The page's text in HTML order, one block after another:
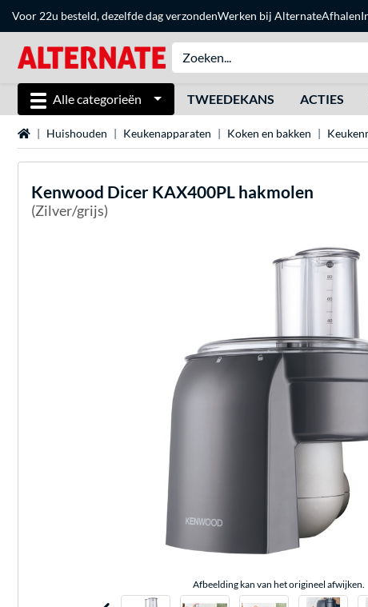
Voor 22u besteld, dezelfde dag verzondenWerken bij AlternateAfhalen
Alle categorieën TWEEDEKANS ACTIES
Home Huishouden Keukenapparaten Koken en bakken
Kenwood Dicer KAX400PL hakmolen
(Zilver/grijs)
Afbeelding kan van het origineel afwijken.